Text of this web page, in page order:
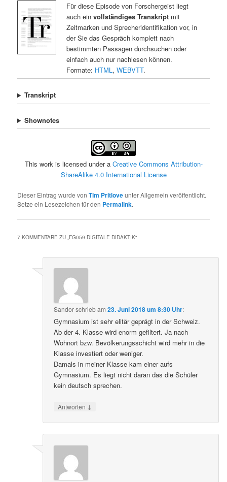
Für diese Episode von Forschergeist liegt
auch ein vollständiges Transkriptmit
Zeitmarken und Sprecheridentifikation vor, in
der Sie das Gespräch komplett nach
bestimmten Passagen durchsuchen oder
einfach auch nur nachlesen können.
Formate: HTML , WEBVTT.
Transkript
Shownotes
This work is licensed under a Creative Commons Attribution-
ShareAlike 4.0 International License
Dieser Eintrag wurde vonTim Pritloveunter Allgemein veröffentlicht.
Setze ein Lesezeichen für den Permalink.
7 KOMMENTARE ZU „FG059 DIGITALE DIDAKTIK“
Sandorschriebam23. Juni 2018 um 8:30 Uhr:
Gymnasium ist sehr elitär geprägt in der Schweiz.
Ab der 4. Klasse wird enorm gefiltert. Ja nach
Wohnort bzw. Bevölkerungsschicht wird mehr in die
Klasse investiert oder weniger.
Damals in meiner Klasse kam einer aufs
Gymnasium. Es liegt nicht daran das die Schüler
kein deutsch sprechen.
Antworten ↓